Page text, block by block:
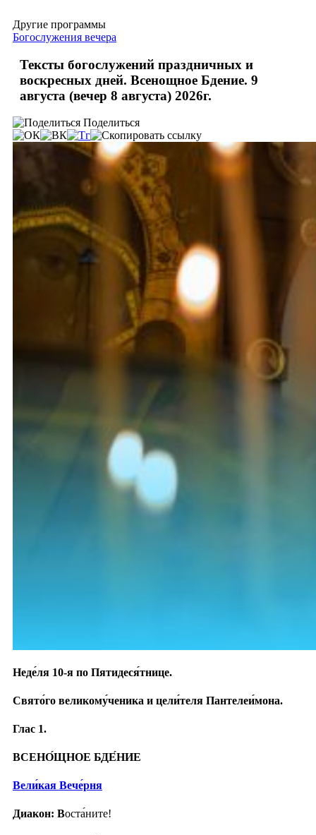
Другие программы
Богослужения вечера
Тексты богослужений праздничных и
воскресных дней. Всенощное Бдение. 9
августа (вечер 8 августа) 2026г.
Поделиться
Неде́ля 10-я по Пятидеся́тнице.
Свято́го великому́ченика и цели́теля Пантелеи́мона.
Глас 1.
ВСЕНО́ЩНОЕ БДЕ́НИЕ
Вели́кая Вече́рня
Диакон: Воста́ните!